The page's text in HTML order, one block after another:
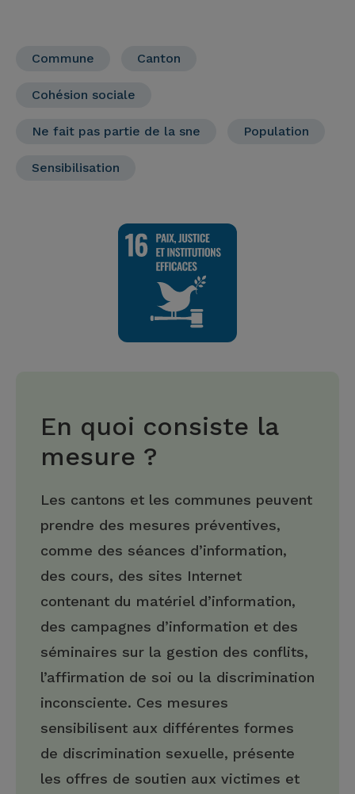
Commune Canton
Cohésion sociale
Ne fait pas partie de la sne Population
Sensibilisation
En quoi consiste la
mesure ?
Les cantons et les communes peuvent
prendre des mesures préventives,
comme des séances d’information,
des cours, des sites Internet
contenant du matériel d’information,
des campagnes d’information et des
séminaires sur la gestion des conflits,
l’affirmation de soi ou la discrimination
inconsciente. Ces mesures
sensibilisent aux différentes formes
de discrimination sexuelle, présente
les offres de soutien aux victimes et